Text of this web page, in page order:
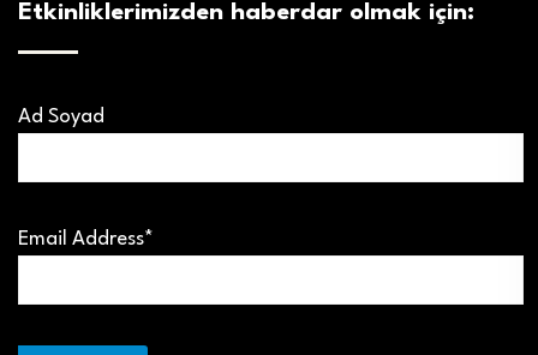
Etkinliklerimizden haberdar olmak için:
Ad Soyad
Email Address*